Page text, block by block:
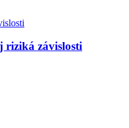
riziká závislosti